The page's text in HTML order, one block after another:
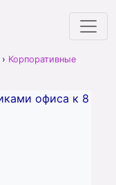
› Корпоративные